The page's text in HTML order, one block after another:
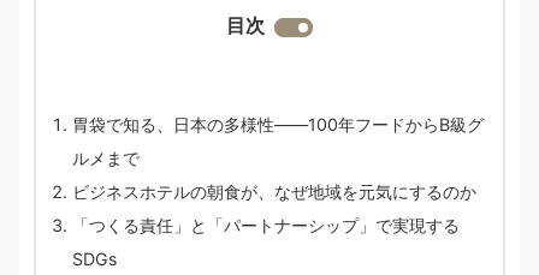
目次
胃袋で知る、日本の多様性——100年フードからB級グ
ルメまで
ビジネスホテルの朝食が、なぜ地域を元気にするのか
「つくる責任」と「パートナーシップ」で実現する
SDGs